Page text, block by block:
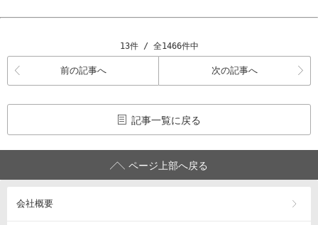
13件 / 全1466件中
前の記事へ 次の記事へ
記事一覧に戻る
ページ上部へ戻る
会社概要